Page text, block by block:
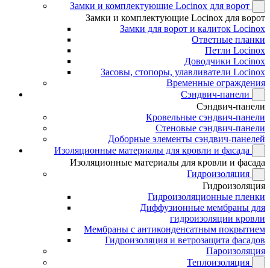
Замки и комплектующие Locinox для ворот
Замки и комплектующие Locinox для ворот
Замки для ворот и калиток Locinox
Ответные планки
Петли Locinox
Доводчики Locinox
Засовы, стопоры, улавливатели Locinox
Временные ограждения
Сэндвич-панели
Сэндвич-панели
Кровельные сэндвич-панели
Стеновые сэндвич-панели
Доборные элементы сэндвич-панелей
Изоляционные материалы для кровли и фасада
Изоляционные материалы для кровли и фасада
Гидроизоляция
Гидроизоляция
Гидроизоляционные пленки
Диффузионные мембраны для
гидроизоляции кровли
Мембраны с антиконденсатным покрытием
Гидроизоляция и ветрозащита фасадов
Пароизоляция
Теплоизоляция